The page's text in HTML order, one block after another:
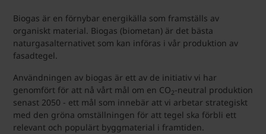
Biogas är en förnybar energikälla som framställs av
organiskt material. Biogas (biometan) är det bästa
naturgasalternativet som kan införas i vår produktion av
fasadtegel.
Användningen av biogas är ett av de initiativ vi har
genomfört för att nå vårt mål om en CO2-neutral produktion
senast 2050 - ett mål som innebär att vi arbetar strategiskt
med den gröna omställningen för att tegel ska förbli ett
relevant och populärt byggmaterial i framtiden.